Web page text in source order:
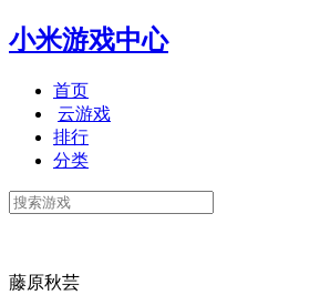
小米游戏中心
首页
云游戏
排行
分类
藤原秋芸